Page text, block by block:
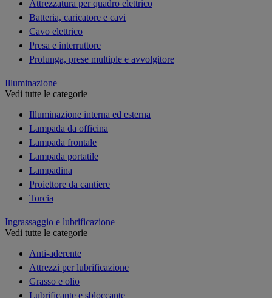
Attrezzatura per quadro elettrico
Batteria, caricatore e cavi
Cavo elettrico
Presa e interruttore
Prolunga, prese multiple e avvolgitore
Illuminazione
Vedi tutte le categorie
Illuminazione interna ed esterna
Lampada da officina
Lampada frontale
Lampada portatile
Lampadina
Proiettore da cantiere
Torcia
Ingrassaggio e lubrificazione
Vedi tutte le categorie
Anti-aderente
Attrezzi per lubrificazione
Grasso e olio
Lubrificante e sbloccante